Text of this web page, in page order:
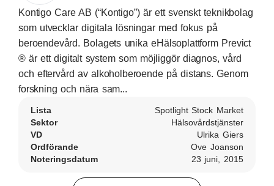
Kontigo Care AB (“Kontigo”) är ett svenskt teknikbolag
som utvecklar digitala lösningar med fokus på
beroendevård. Bolagets unika eHälsoplattform Previct
® är ett digitalt system som möjliggör diagnos, vård
och eftervård av alkoholberoende på distans. Genom
forskning och nära sam...
Lista
Spotlight Stock Market
Sektor
Hälsovårdstjänster
VD
Ulrika Giers
Ordförande
Ove Joanson
Noteringsdatum
23 juni, 2015